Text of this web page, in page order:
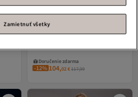
Doručenie zdarma
-12% 104,02€117,99
Zamietnuť všetky